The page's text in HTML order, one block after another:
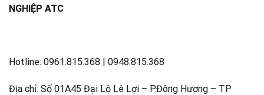
NGHIỆP ATC
Hotline: 0961.815.368 | 0948.815.368
Địa chỉ: Số 01A45 Đại Lộ Lê Lợi – P.Đông Hương – TP